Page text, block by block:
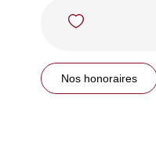
Nos honoraires